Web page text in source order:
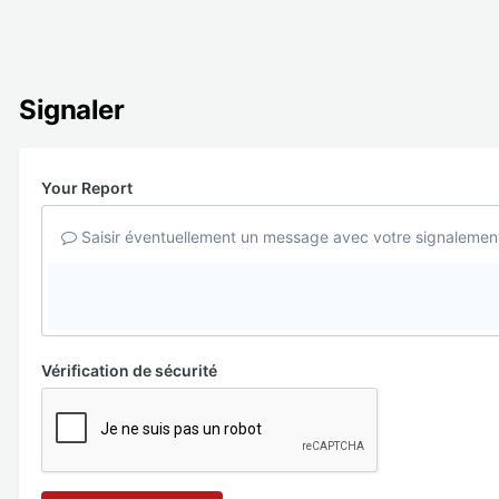
Signaler
Your Report
Saisir éventuellement un message avec votre
Vérification de sécurité